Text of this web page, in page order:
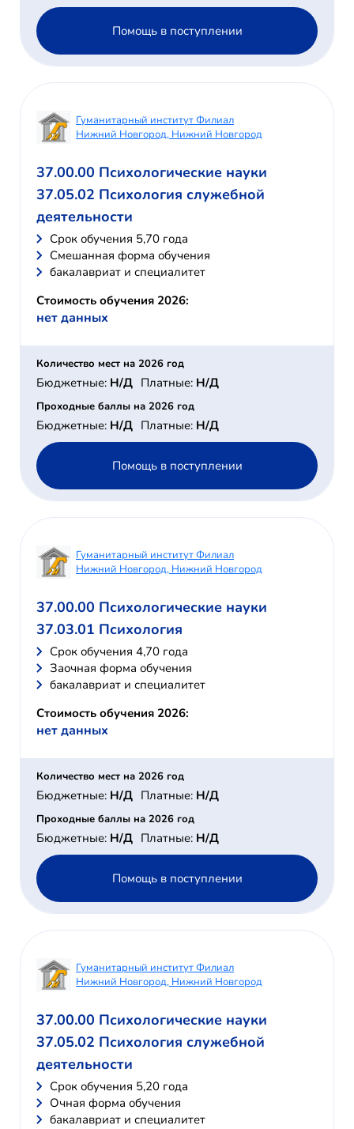
Помощь в поступлении
Гуманитарный институт Филиал
Нижний Новгород, Нижний Новгород
37.00.00 Психологические науки
37.05.02 Психология служебной
деятельности
Cрок обучения 5,70 года
Смешанная форма обучения
бакалавриат и специалитет
Стоимость обучения 2026:
нет данных
Количество мест на 2026 год
Бюджетные: Н/Д Платные: Н/Д
Проходные баллы на 2026 год
Бюджетные: Н/Д Платные: Н/Д
Помощь в поступлении
Гуманитарный институт Филиал
Нижний Новгород, Нижний Новгород
37.00.00 Психологические науки
37.03.01 Психология
Cрок обучения 4,70 года
Заочная форма обучения
бакалавриат и специалитет
Стоимость обучения 2026:
нет данных
Количество мест на 2026 год
Бюджетные: Н/Д Платные: Н/Д
Проходные баллы на 2026 год
Бюджетные: Н/Д Платные: Н/Д
Помощь в поступлении
Гуманитарный институт Филиал
Нижний Новгород, Нижний Новгород
37.00.00 Психологические науки
37.05.02 Психология служебной
деятельности
Cрок обучения 5,20 года
Очная форма обучения
бакалавриат и специалитет